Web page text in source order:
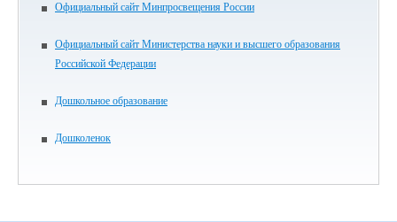
Официальный сайт Минпросвещения России
Официальный сайт Министерства науки и высшего образования
Российской Федерации
Дошкольное образование
Дошколенок